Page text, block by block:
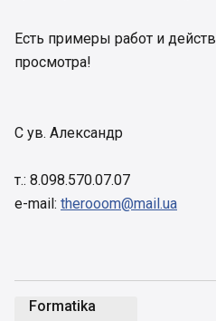
Есть примеры работ и
просмотра!
С ув. Александр
т.: 8.098.570.07.07
e-mail: therooom@mail.ua
Formatika